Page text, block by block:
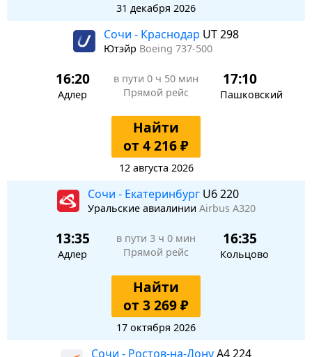
31 декабря 2026
Сочи - Краснодар UT 298
Ютэйр Boeing 737-500
16:20
Адлер
в пути 0 ч 50 мин
Прямой рейс
17:10
Пашковский
Найти
от 4 216 ₽
12 августа 2026
Сочи - Екатеринбург U6 220
Уральские авиалинии Airbus A320
13:35
Адлер
в пути 3 ч 0 мин
Прямой рейс
16:35
Кольцово
Найти
от 3 269 ₽
17 октября 2026
Сочи - Ростов-на-ДонуA4 224